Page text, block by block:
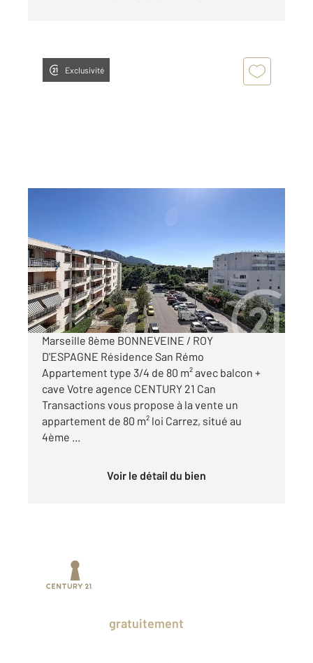
Exclusivité
Appartement T3 à vendre
250 000 €
Visiter le site dédié
Marseille 8ème BONNEVEINE / ROY
D'ESPAGNE Résidence San Rémo
Appartement type 3/4 de 80 m² avec balcon +
cave Votre agence CENTURY 21 Can
Transactions vous propose à la vente un
appartement de 80 m² loi Carrez, situé au
4ème ...
Voir le détail du bien
gratuitement